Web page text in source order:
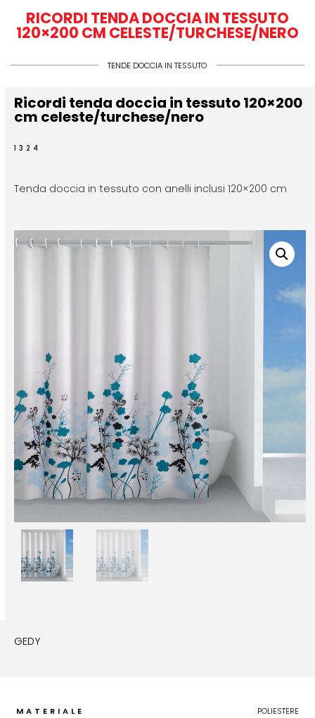
RICORDI TENDA DOCCIA IN TESSUTO
120×200 CM CELESTE/TURCHESE/NERO
TENDE DOCCIA IN TESSUTO
Ricordi tenda doccia in tessuto 120×200
cm celeste/turchese/nero
1324
Tenda doccia in tessuto con anelli inclusi 120×200 cm
GEDY
MATERIALE POLIESTERE